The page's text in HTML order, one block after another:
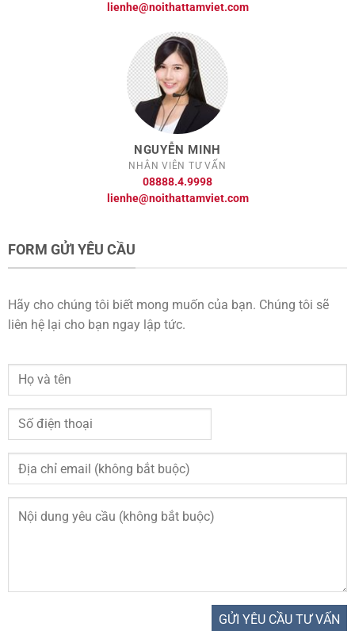
lienhe@noithattamviet.com
NGUYỄN MINH
NHÂN VIÊN TƯ VẤN
08888.4.9998
lienhe@noithattamviet.com
FORM GỬI YÊU CẦU
Hãy cho chúng tôi biết mong muốn của bạn. Chúng tôi sẽ
liên hệ lại cho bạn ngay lập tức.